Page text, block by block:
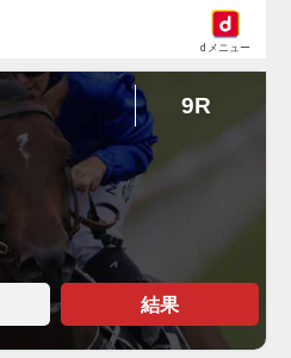
dメニュー
9R
結果